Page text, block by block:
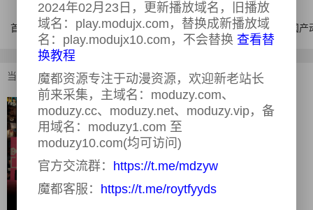
首页 电影 连续剧 综艺 体育 AI漫剧 国
当前位置： 首页>综艺>导演竞技场
导演竞技场
更新至08集
又名：디렉터스 아레나
类型：
2024年02月23日，更新播放域名，旧播放
域名：play.modujx.com，替换成新播放域
名：play.modujx10.com，不会替换 查看替
换教程
魔都资源专注于动漫资源，欢迎新老站长
前来采集，主域名：moduzy.com、
moduzy.cc、moduzy.net、moduzy.vip，备
用域名：moduzy1.com 至
moduzy10.com(均可访问)
官方交流群： https://t.me/mdzyw
魔都客服： https://t.me/roytfyyds